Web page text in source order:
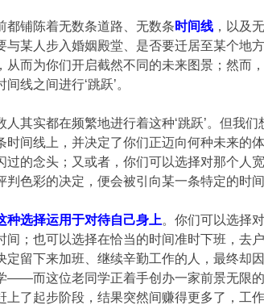
都铺陈着无数条道路、无数条 时间线 ，以及
某人步入婚姻殿堂、是否要迁居至某个地
从而为你们开启截然不同的未来图景；然而
线之间进行‘跳跃’。
人其实都在频繁地进行着这种‘跳跃’。但我
时间线上，并决定了你们正迈向何种未来
过的念头；又或者，你们可以选择对那个人
判色彩的决定，便会被引向某一条特定的时
种选择运用于对待自己身上。你们可以选择
间；也可以选择在恰当的时间准时下班，去
定留下来加班、继续辛勤工作的人，最终却
——而这位老同学正着手创办一家前景无限
上了起步阶段，结果突然间赚得更多了，工作